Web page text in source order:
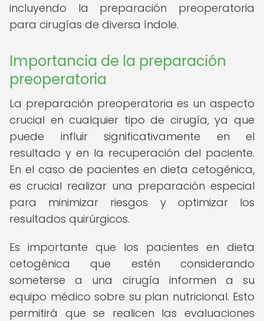
incluyendo la preparación preoperatoria
para cirugías de diversa índole.
Importancia de la preparación
preoperatoria
La preparación preoperatoria es un aspecto
crucial en cualquier tipo de cirugía, ya que
puede influir significativamente en el
resultado y en la recuperación del paciente.
En el caso de pacientes en dieta cetogénica,
es crucial realizar una preparación especial
para minimizar riesgos y optimizar los
resultados quirúrgicos.
Es importante que los pacientes en dieta
cetogénica que estén considerando
someterse a una cirugía informen a su
equipo médico sobre su plan nutricional. Esto
permitirá que se realicen las evaluaciones